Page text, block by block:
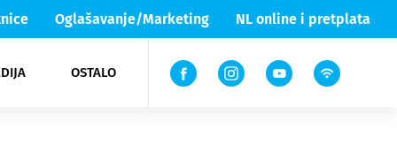
Oglašavanje/Marketing NL online i pretplata
OSTALO
Lika & Senj
TV